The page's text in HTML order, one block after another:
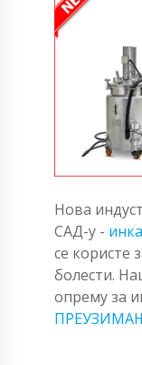
Нова
САД-у -
се користе
болести.
опрему за